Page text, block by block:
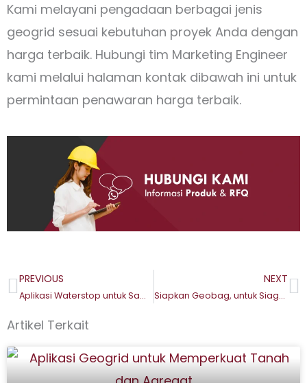
Kami melayani pengadaan berbagai jenis
geogrid sesuai kebutuhan proyek Anda dengan
harga terbaik. Hubungi tim Marketing Engineer
kami melalui halaman kontak dibawah ini untuk
permintaan penawaran harga terbaik.
Prev
PREVIOUS
Aplikasi Waterstop untuk Sambungan Beton Anti Bocor
NEXT
Siapkan Geobag, untuk Siagakan Bahan Banjiran
Artikel Terkait